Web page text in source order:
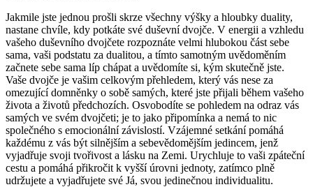
Jakmile jste jednou prošli skrze všechny výšky a hloubky duality,
nastane chvíle, kdy potkáte své duševní dvojče. V energii a vzhledu
vašeho duševního dvojčete rozpoznáte velmi hlubokou část sebe
sama, vaši podstatu za dualitou, a tímto samotným uvědoměním
začnete sebe sama líp chápat a uvědomíte si, kým skutečně jste.
Vaše dvojče je vašim celkovým přehledem, který vás nese za
omezující domněnky o sobě samých, které jste přijali během vašeho
života a životů předchozích. Osvobodíte se pohledem na odraz vás
samých ve svém dvojčeti; je to jako připomínka a nemá to nic
společného s emocionální závislostí. Vzájemné setkání pomáhá
každému z vás být silnějším a sebevědomějším jedincem, jenž
vyjadřuje svoji tvořivost a lásku na Zemi. Urychluje to vaši zpáteční
cestu a pomáhá přikročit k vyšší úrovni jednoty, zatímco plně
udržujete a vyjadřujete své Já, svou jedinečnou individualitu.